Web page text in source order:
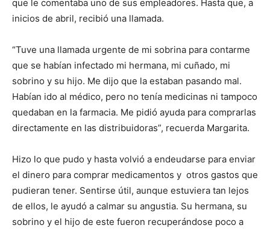
que le comentaba uno de sus empleadores. Hasta que, a
inicios de abril, recibió una llamada.
“Tuve una llamada urgente de mi sobrina para contarme
que se habían infectado mi hermana, mi cuñado, mi
sobrino y su hijo. Me dijo que la estaban pasando mal.
Habían ido al médico, pero no tenía medicinas ni tampoco
quedaban en la farmacia. Me pidió ayuda para comprarlas
directamente en las distribuidoras”, recuerda Margarita.
Hizo lo que pudo y hasta volvió a endeudarse para enviar
el dinero para comprar medicamentos y otros gastos que
pudieran tener. Sentirse útil, aunque estuviera tan lejos
de ellos, le ayudó a calmar su angustia. Su hermana, su
sobrino y el hijo de este fueron recuperándose poco a